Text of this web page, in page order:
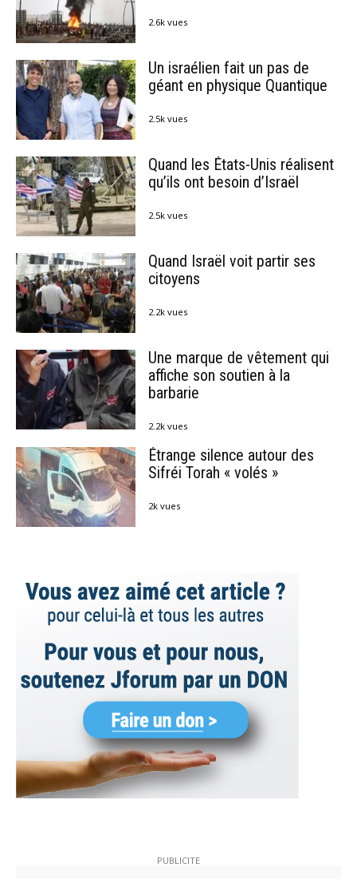
2.6k vues
Un israélien fait un pas de
géant en physique Quantique
2.5k vues
Quand les États-Unis réalisent
qu’ils ont besoin d’Israël
2.5k vues
Quand Israël voit partir ses
citoyens
2.2k vues
Une marque de vêtement qui
affiche son soutien à la
barbarie
2.2k vues
Étrange silence autour des
Sifréi Torah « volés »
2k vues